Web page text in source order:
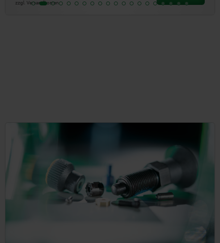
zzgl. Versandkosten